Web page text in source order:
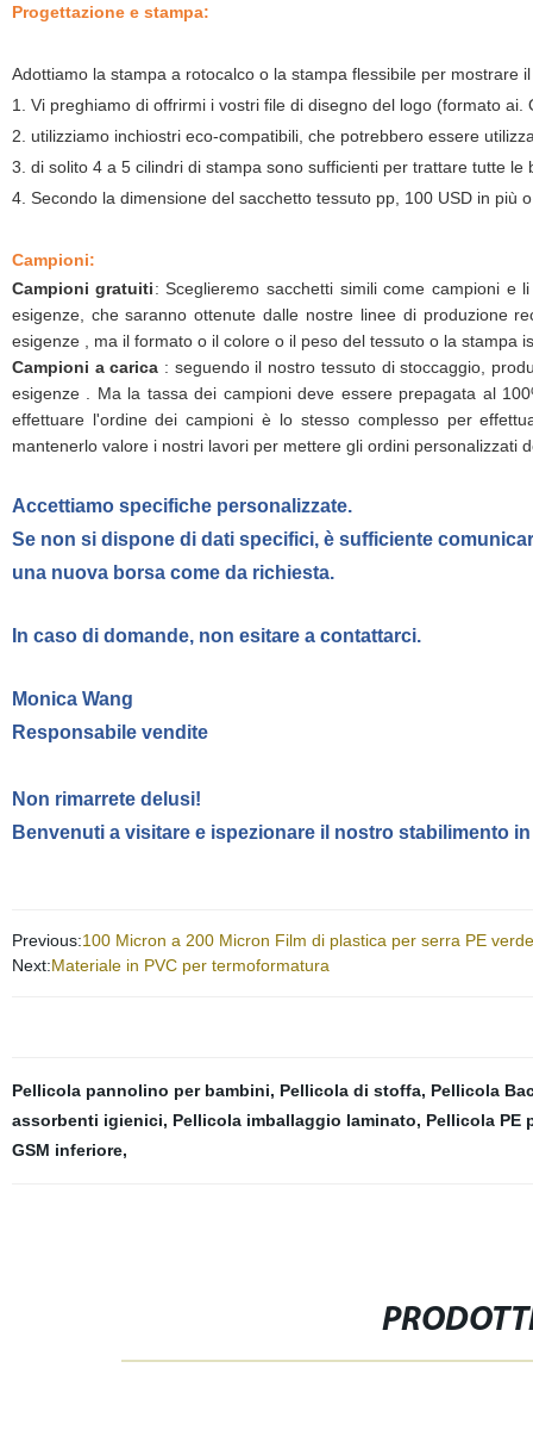
Progettazione e stampa:
Adottiamo la stampa a rotocalco o la stampa flessibile per mostrare
1. Vi preghiamo di offrirmi i vostri file di disegno del logo (formato
2. utilizziamo inchiostri eco-compatibili, che potrebbero essere
3. di solito 4 a 5 cilindri di stampa sono sufficienti per trattare tutte
4. Secondo la dimensione del sacchetto tessuto pp, 100 USD in più
Campioni:
Campioni gratuiti: Sceglieremo sacchetti simili come campioni
esigenze, che saranno ottenute dalle nostre linee di produzione
esigenze , ma il formato o il colore o il peso del tessuto o la stampa
Campioni a carica : seguendo il nostro tessuto di stoccaggio,
esigenze . Ma la tassa dei campioni deve essere prepagata al
effettuare l'ordine dei campioni è lo stesso complesso per
mantenerlo valore i nostri lavori per mettere gli ordini
Accettiamo specifiche personalizzate.
Se non si dispone di dati specifici, è sufficiente
una nuova borsa come da richiesta.
In caso di domande, non esitare a contattarci.
Monica Wang
Responsabile vendite
Non rimarrete delusi!
Benvenuti a visitare e ispezionare il nostro stabilimento
Previous:100 Micron a 200 Micron Film di plastica per serra PE
Next:Materiale in PVC per termoformatura
Pellicola pannolino per bambini, Pellicola di stoffa, Pellicola
assorbenti igienici, Pellicola imballaggio laminato, Pellicola PE
GSM inferiore,